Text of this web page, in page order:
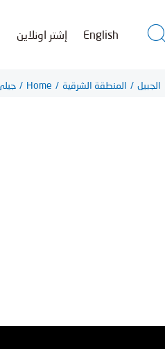
إشتر اونلاين English
/ Home / المنطقة الشرقية / الجبيل